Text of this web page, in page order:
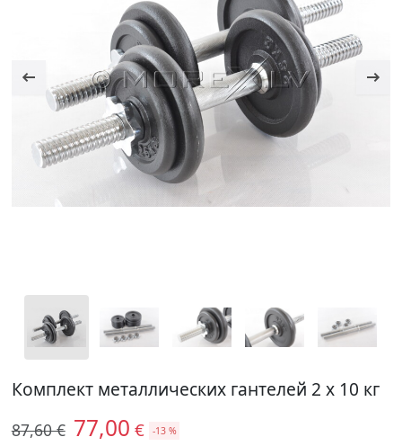
Комплект металлических гантелей 2 х 10 кг
87,60 € 77,00 € -13 %